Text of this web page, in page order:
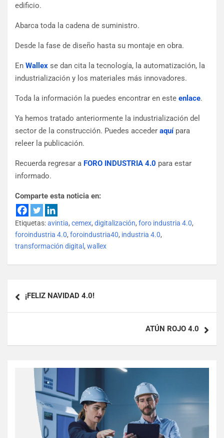
edificio.
Abarca toda la cadena de suministro.
Desde la fase de diseño hasta su montaje en obra.
En Wallex se dan cita la tecnología, la automatización, la
industrialización y los materiales más innovadores.
Toda la información la puedes encontrar en este enlace.
Ya hemos tratado anteriormente la industrialización del
sector de la construcción. Puedes acceder aquípara
releer la publicación.
Recuerda regresar a FORO INDUSTRIA 4.0 para estar
informado.
Comparte esta noticia en:
Etiquetas:avintia, cemex, digitalización, foro industria 4.0,
foroindustria 4.0, foroindustria40, industria 4.0,
transformación digital , wallex
¡FELIZ NAVIDAD 4.0!
ATÚN ROJO 4.0